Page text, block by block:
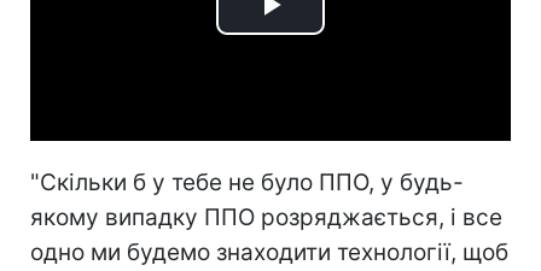
Play
"Скільки б у тебе не було ППО, у будь-
якому випадку ППО розряджається, і все
одно ми будемо знаходити технології, щоб